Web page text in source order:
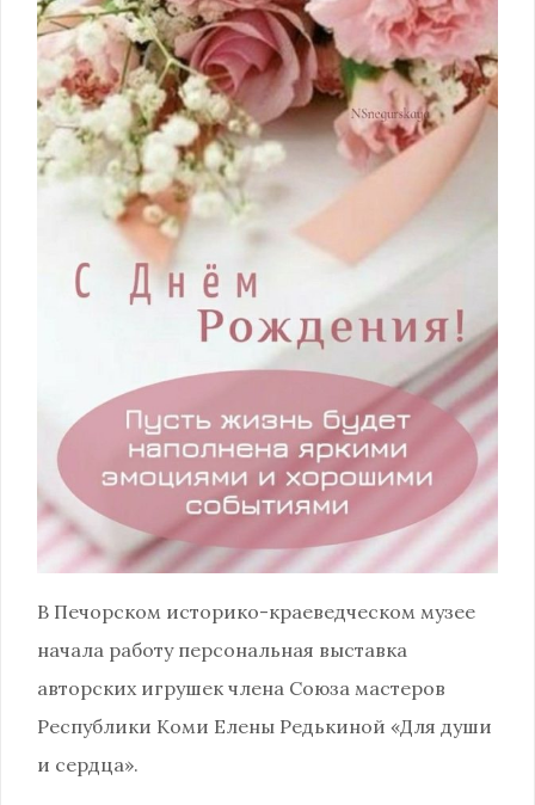
В Печорском историко-краеведческом музее
начала работу персональная выставка
авторских игрушек члена Союза мастеров
Республики Коми Елены Редькиной «Для души
и сердца».